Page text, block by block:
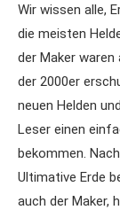
Wir wissen alle,
die meisten
der Maker
der 2000er
neuen Helden
Leser einen
bekommen.
Ultimative Erde
auch der Maker,